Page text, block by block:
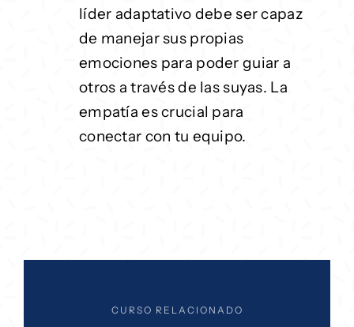
líder adaptativo debe ser capaz
de manejar sus propias
emociones para poder guiar a
otros a través de las suyas. La
empatía es crucial para
conectar con tu equipo.
CURSO RELACIONADO